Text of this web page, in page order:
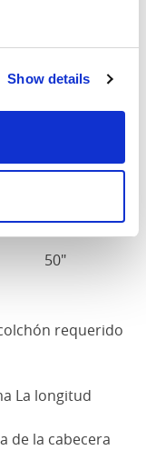
Show details
50"
50"
requerido
La longitud
de la cabecera